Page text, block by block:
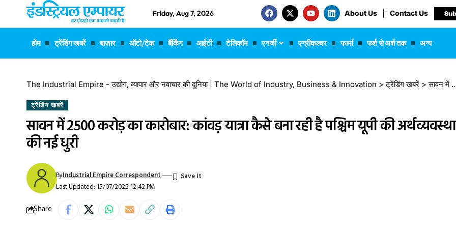
Friday, Aug 7, 2026 About Us Contact Us
होम ट्रेंडिंग खबरें बाज़ार ऑटो/टेक बैंकिंग आईटी टेलिकॉम एनर्जी एग्रीकल्चर फार्मा फर्श से अर्श तक अन्य
The Industrial Empire - उद्योग, व्यापार और नवाचार की दुनिया | The World of Industry, Business & Innovation >ट्रेंडिंग खबरें >सावन में ₹2500 करोड़ का कारोबार: कांवड़ यात्रा कैसे बना रही है पश्चिम यूपी की अर्थव्यवस्था की नई धुरी
ट्रेंडिंग खबरें
सावन में ₹2500 करोड़ का कारोबार: कांवड़ यात्रा कैसे बना रही है पश्चिम यूपी की अर्थव्यवस्था
की नई धुरी
Last Updated: 15/07/2025 12:42 PM
ByIndustrial Empire Correspondent
Share